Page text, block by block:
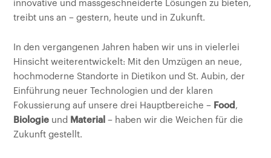
innovative und massgeschneiderte Lösungen zu bieten,
treibt uns an – gestern, heute und in Zukunft.
In den vergangenen Jahren haben wir uns in vielerlei
Hinsicht weiterentwickelt: Mit den Umzügen an neue,
hochmoderne Standorte in Dietikon und St. Aubin, der
Einführung neuer Technologien und der klaren
Fokussierung auf unsere drei Hauptbereiche – Food ,
Biologie und Material – haben wir die Weichen für die
Zukunft gestellt.